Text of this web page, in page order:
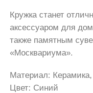
Кружка станет
аксессуаром для
также памятным
«Москвариума».
Материал:
Цвет: Синий